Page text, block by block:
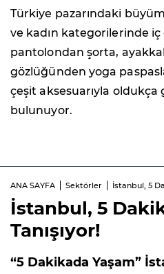
Türkiye pazarındaki
ve kadın kategorilerinde iç
pantolondan şorta,
gözlüğünden yoga
çeşit aksesuarıyla
bulunuyor.
ANA SAYFA Sektörler İstanbul, 5
İstanbul, 5
Tanışıyor!
“5 Dakikada Yaşam”